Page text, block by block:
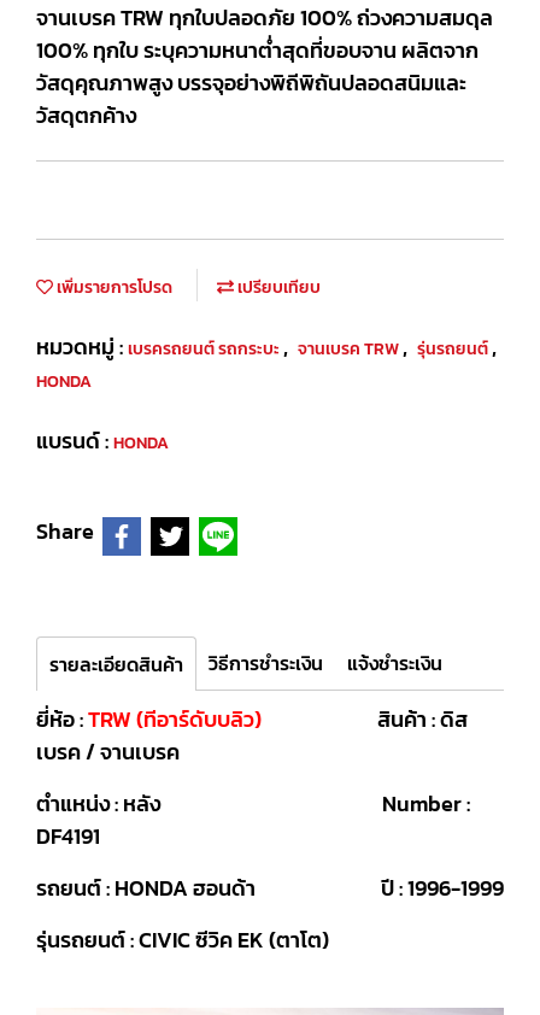
จานเบรค TRW ทุกใบปลอดภัย 100% ถ่วงความสมดุล
100% ทุกใบ ระบุความหนาต่ำสุดที่ขอบจาน ผลิตจาก
วัสดุคุณภาพสูง บรรจุอย่างพิถีพิถันปลอดสนิมและ
วัสดุตกค้าง
เพิ่มรายการโปรด เปรียบเทียบ
หมวดหมู่ :เบรครถยนต์ รถกระบะ, จานเบรค TRW, รุ่นรถยนต์,
HONDA
แบรนด์ :HONDA
Share
รายละเอียดสินค้า วิธีการชำระเงิน แจ้งชำระเงิน
ยี่ห้อ :TRW (ทีอาร์ดับบลิว) สินค้า : ดิส
เบรค / จานเบรค
ตำแหน่ง : หลัง Number :
DF4191
รถยนต์ : HONDA ฮอนด้า ปี : 1996-1999
รุ่นรถยนต์ : CIVIC ซีวิค EK (ตาโต)